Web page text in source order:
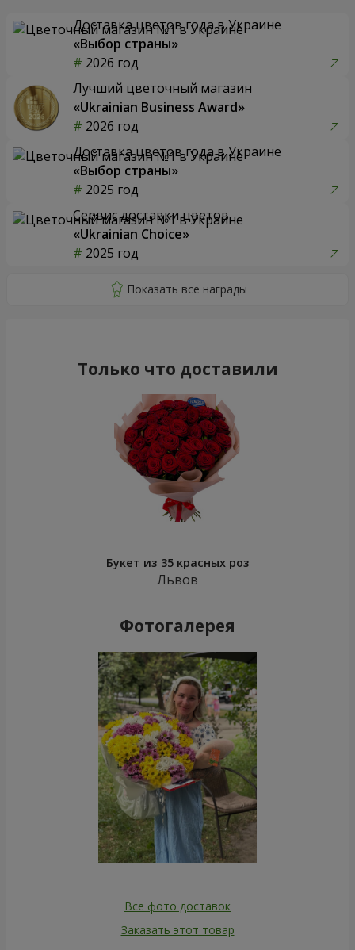
Доставка цветов года в Украине
«Выбор страны»
2026 год
Лучший цветочный магазин
«Ukrainian Business Award»
2026 год
Доставка цветов года в Украине
«Выбор страны»
2025 год
Сервис доставки цветов
«Ukrainian Choice»
2025 год
Только что доставили
Букет из 35 красных роз
Львов
Фотогалерея
Все фото доставок
Заказать этот товар